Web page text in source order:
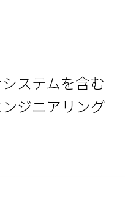
ステムを含む
ジニアリング